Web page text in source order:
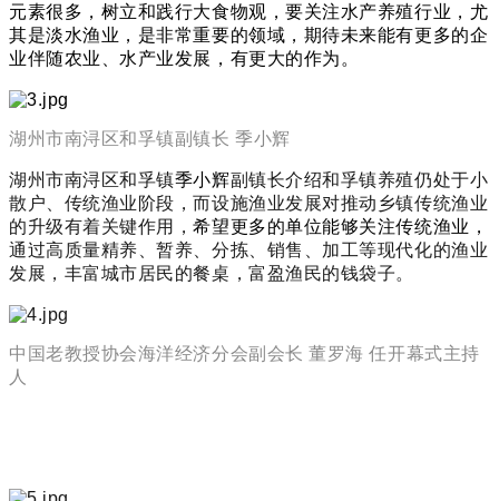
元素很多，树立和践行大食物观，要关注水产养殖行业，尤
其是淡水渔业，是非常重要的领域，期待未来能有更多的企
业伴随农业、水产业发展，有更大的作为。
湖州市南浔区和孚镇副镇长 季小辉
湖州市南浔区和孚镇季小辉副镇长介绍和孚镇养殖仍处于小
散户、传统渔业阶段，而设施渔业发展对推动乡镇传统渔业
的升级有着关键作用，希望更多的单位能够关注传统渔业，
通过高质量精养、暂养、分拣、销售、加工等现代化的渔业
发展，丰富城市居民的餐桌，富盈渔民的钱袋子。
中国老教授协会海洋经济分会副会长 董罗海 任开幕式主持
人